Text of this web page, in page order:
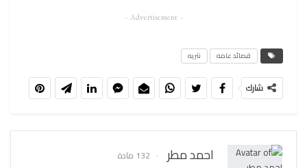
- Advertisement -
قصائد عامه نثريه
شارك
احمد مطر 132 مادة